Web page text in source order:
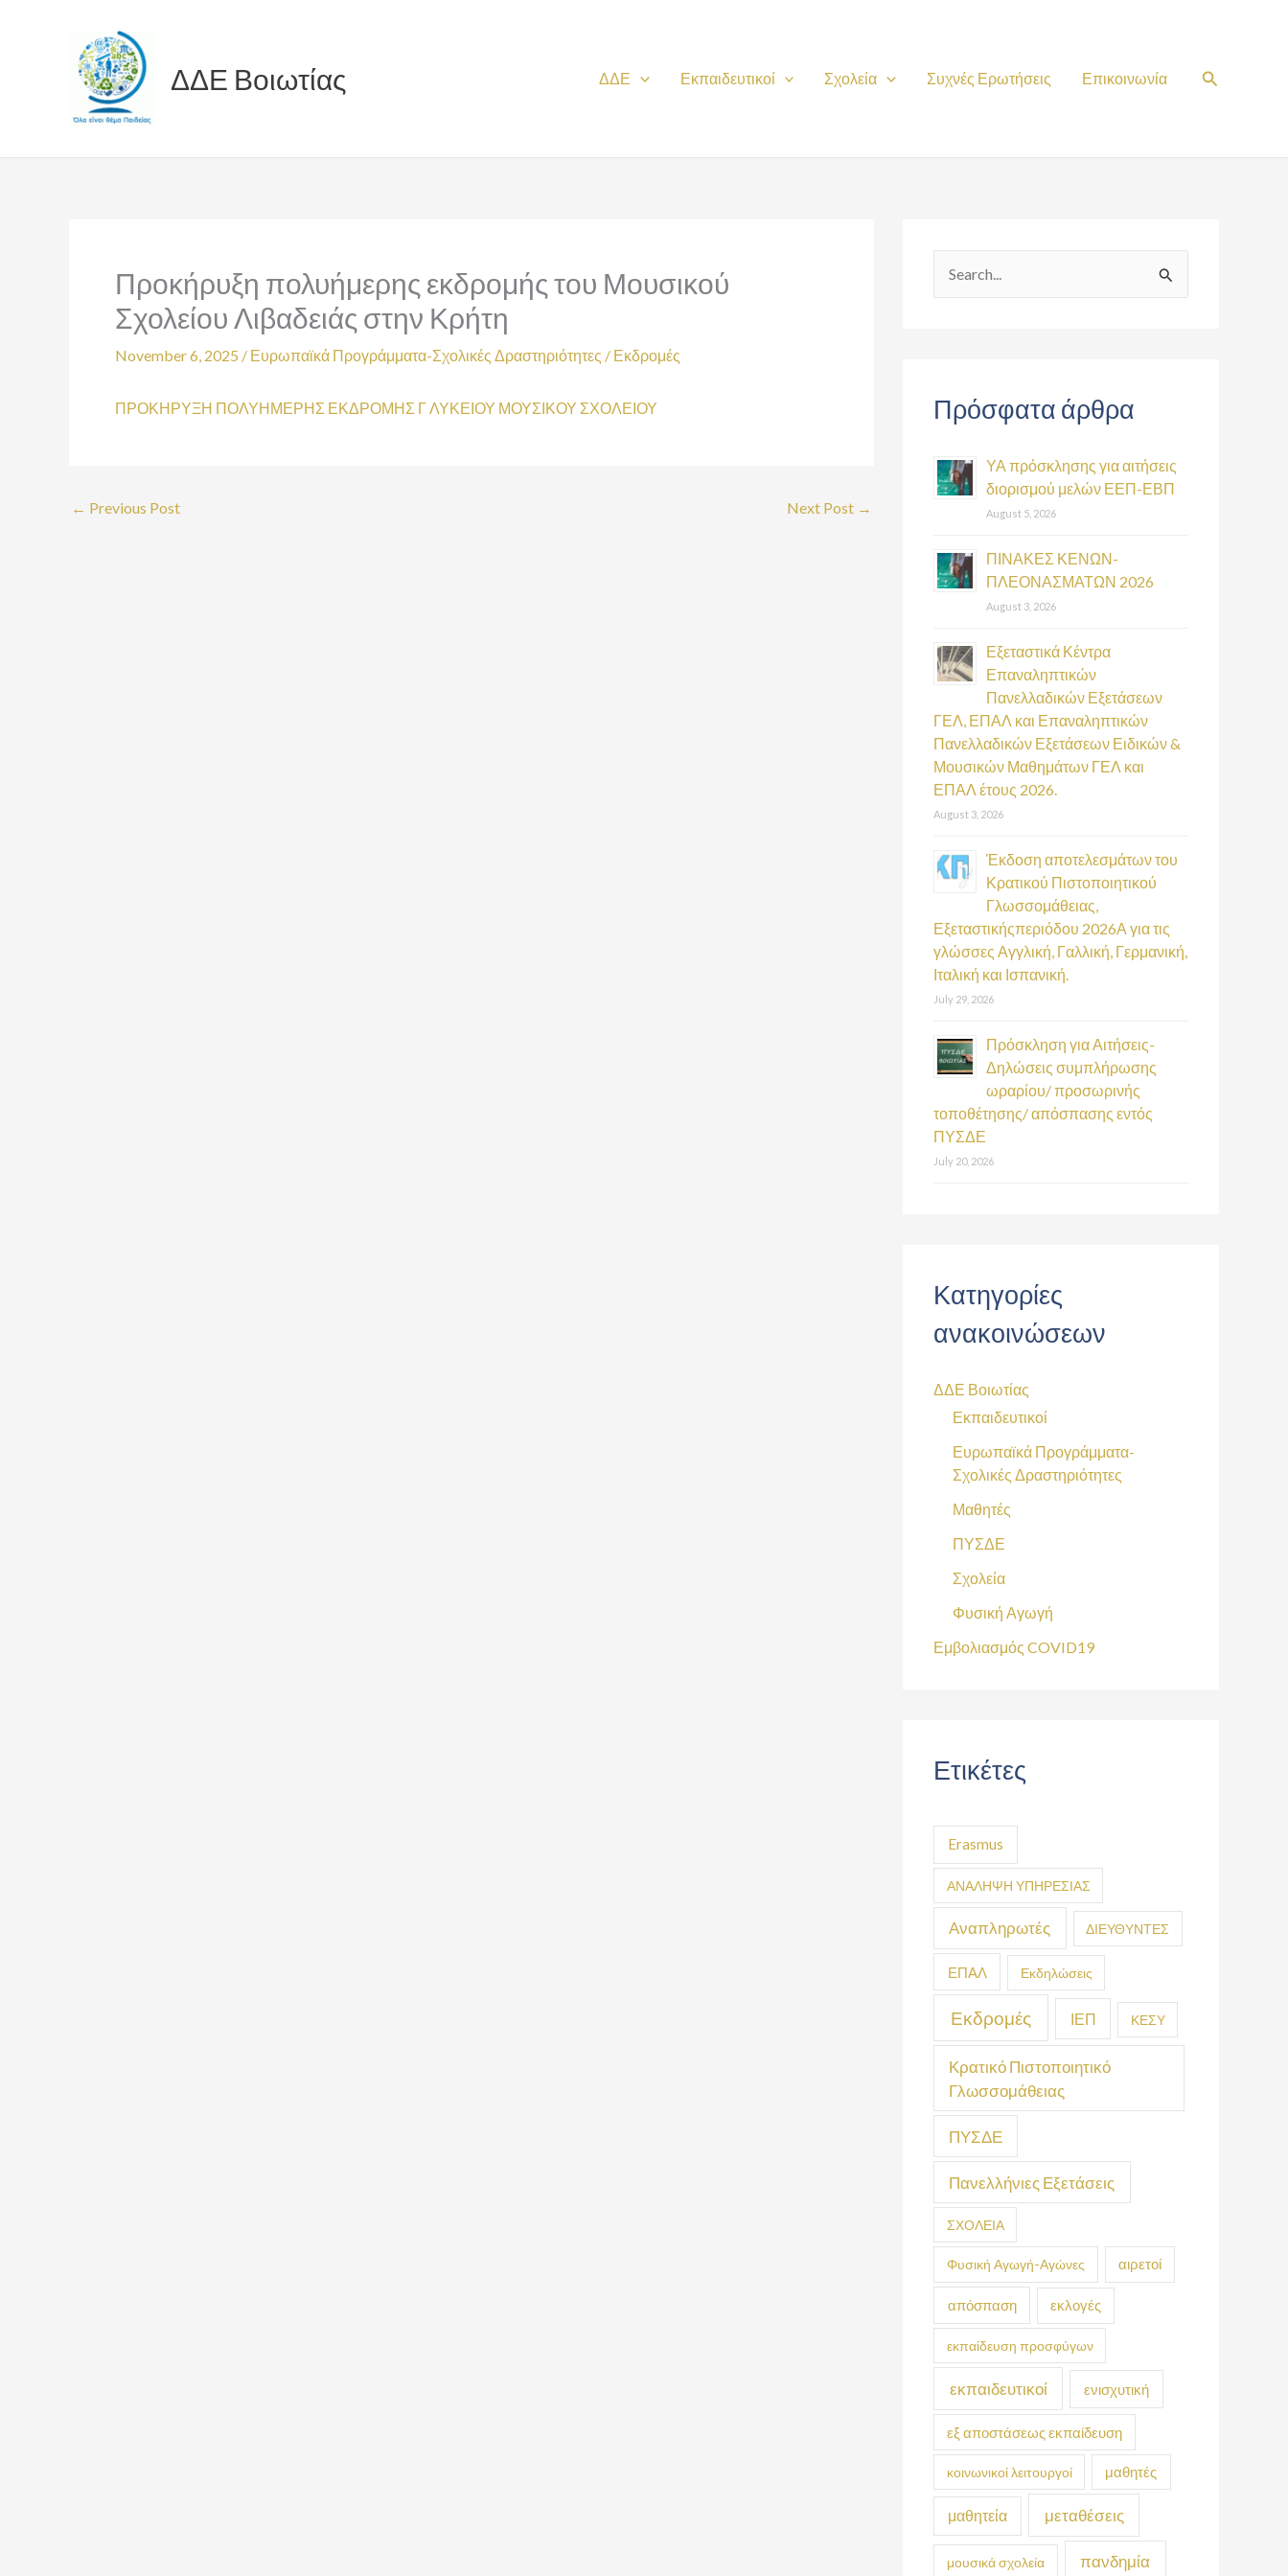
ΔΔΕ Βοιωτίας ΔΔΕ Εκπαιδευτικοί Σχολεία Συχνές Ερωτήσεις Επικοινωνία Search
Προκήρυξη πολυήμερης εκδρομής του Μουσικού
Σχολείου Λιβαδειάς στην Κρήτη
November 6, 2025 / Ευρωπαϊκά Προγράμματα-Σχολικές Δραστηριότητες / Εκδρομές
ΠΡΟΚΗΡΥΞΗ ΠΟΛΥΗΜΕΡΗΣ ΕΚΔΡΟΜΗΣ Γ ΛΥΚΕΙΟΥ ΜΟΥΣΙΚΟΥ ΣΧΟΛΕΙΟΥ
← Previous Post Next Post →
c
f
o
Πρόσφατα άρθρα
ΥΑ πρόσκλησης για αιτήσεις
διορισμού μελών ΕΕΠ-ΕΒΠ
August 5, 2026
ΠΙΝΑΚΕΣ ΚΕΝΩΝ-
ΠΛΕΟΝΑΣΜΑΤΩΝ 2026
August 3, 2026
Εξεταστικά Κέντρα
Επαναληπτικών
Πανελλαδικών Εξετάσεων
ΓΕΛ, ΕΠΑΛ και Επαναληπτικών
Πανελλαδικών Εξετάσεων Ειδικών &
Μουσικών Μαθημάτων ΓΕΛ και
ΕΠΑΛ έτους 2026.
August 3, 2026
Έκδοση αποτελεσμάτων του
Κρατικού Πιστοποιητικού
Γλωσσομάθειας,
Εξεταστικήςπεριόδου 2026Α για τις
γλώσσες Αγγλική, Γαλλική, Γερμανική,
Ιταλική και Ισπανική.
July 29, 2026
Πρόσκληση για Αιτήσεις-
Δηλώσεις συμπλήρωσης
ωραρίου/ προσωρινής
τοποθέτησης/ απόσπασης εντός
ΠΥΣΔΕ
July 20, 2026
Κατηγορίες
ανακοινώσεων
ΔΔΕ Βοιωτίας
Εκπαιδευτικοί
Ευρωπαϊκά Προγράμματα-
Σχολικές Δραστηριότητες
Μαθητές
ΠΥΣΔΕ
Σχολεία
Φυσική Αγωγή
Εμβολιασμός COVID19
Ετικέτες
Erasmus
ΑΝΑΛΗΨΗ ΥΠΗΡΕΣΙΑΣ
Αναπληρωτές ΔΙΕΥΘΥΝΤΕΣ
ΕΠΑΛ Εκδηλώσεις
Εκδρομές ΙΕΠ ΚΕΣΥ
Κρατικό Πιστοποιητικό
Γλωσσομάθειας
ΠΥΣΔΕ
Πανελλήνιες Εξετάσεις
ΣΧΟΛΕΙΑ
Φυσική Αγωγή-Αγώνες αιρετοί
απόσπαση εκλογές
εκπαίδευση προσφύγων
εκπαιδευτικοί ενισχυτική
εξ αποστάσεως εκπαίδευση
κοινωνικοί λειτουργοί μαθητές
μαθητεία μεταθέσεις
μουσικά σχολεία πανδημία